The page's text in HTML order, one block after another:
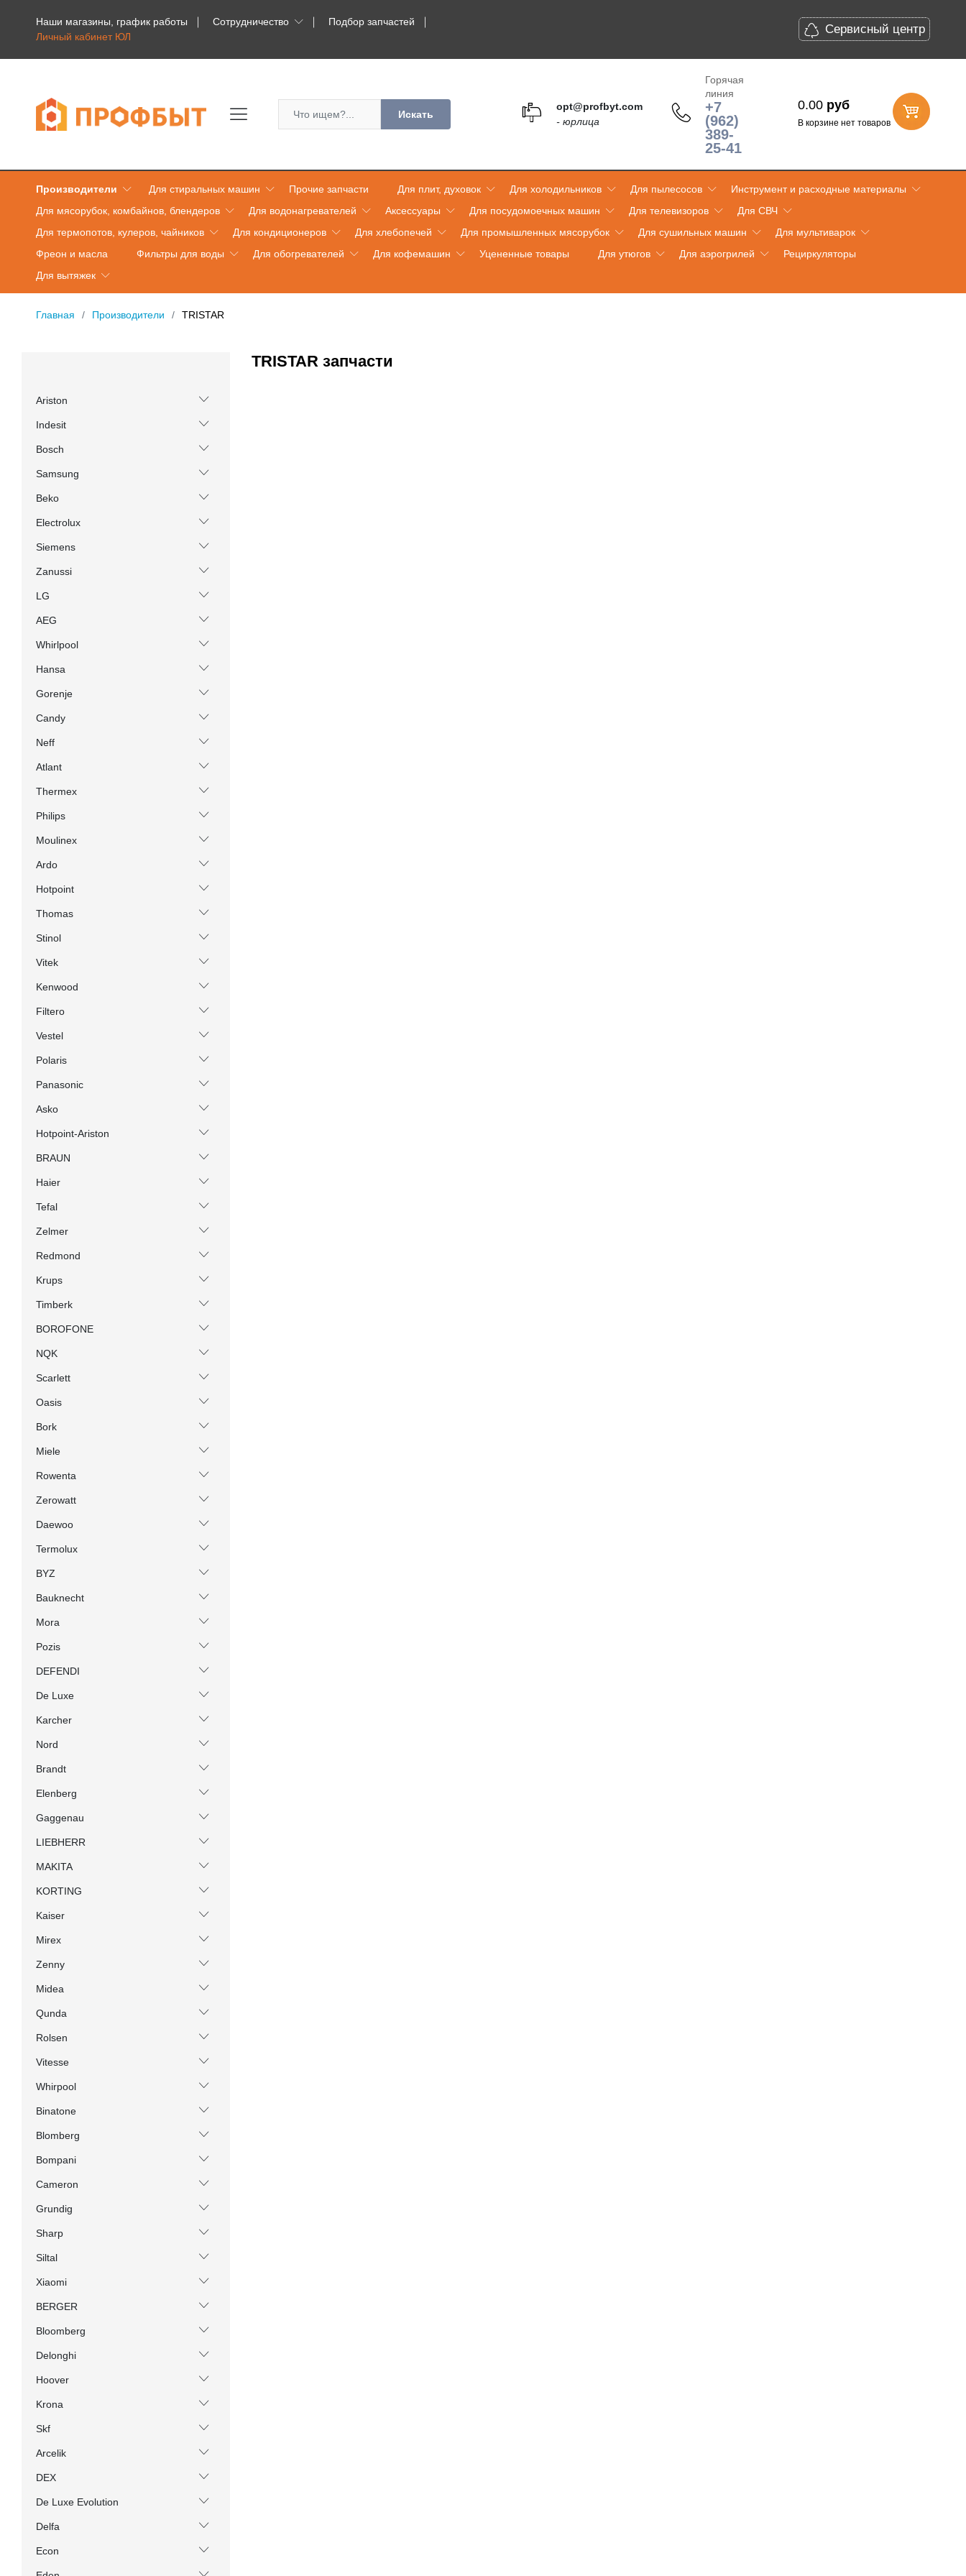
Наши магазины, график работы Сотрудничество
Подбор запчастей
Личный кабинет ЮЛ
Сервисный центр
Искать
opt@profbyt.com
- юрлица
Горячая
линия
+7
(962)
389-
25-41
0.00 руб
В корзине нет товаров
Производители Для стиральных машин Прочие запчасти Для плит, духовок Для холодильников Для пылесосов
Инструмент и расходные материалы
Для мясорубок, комбайнов, блендеров
Для водонагревателей Аксессуары Для посудомоечных машин Для телевизоров
Для СВЧ
Для термопотов, кулеров, чайников
Для кондиционеров Для хлебопечей Для промышленных мясорубок Для сушильных машин
Для мультиварок
Фреон и масла
Фильтры для воды Для обогревателей Для кофемашин Уцененные товары Для утюгов Для аэрогрилей
Рециркуляторы
Для вытяжек
Главная Производители TRISTAR
Ariston
Indesit
Bosch
Samsung
Beko
Electrolux
Siemens
Zanussi
LG
AEG
Whirlpool
Hansa
Gorenje
Candy
Neff
Atlant
Thermex
Philips
Moulinex
Ardo
Hotpoint
Thomas
Stinol
Vitek
Kenwood
Filtero
Vestel
Polaris
Panasonic
Asko
Hotpoint-Ariston
BRAUN
Haier
Tefal
Zelmer
Redmond
Krups
Timberk
BOROFONE
NQK
Scarlett
Oasis
Bork
Miele
Rowenta
Zerowatt
Daewoo
Termolux
BYZ
Bauknecht
Mora
Pozis
DEFENDI
De Luxe
Karcher
Nord
Brandt
Elenberg
Gaggenau
LIEBHERR
MAKITA
KORTING
Kaiser
Mirex
Zenny
Midea
Qunda
Rolsen
Vitesse
Whirpool
Binatone
Blomberg
Bompani
Cameron
Grundig
Sharp
Siltal
Xiaomi
BERGER
Bloomberg
Delonghi
Hoover
Krona
Skf
Arcelik
DEX
De Luxe Evolution
Delfa
Econ
TRISTAR запчасти